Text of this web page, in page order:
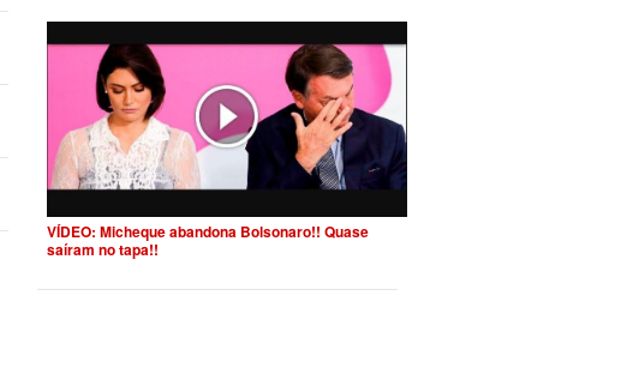
VÍDEO: Micheque abandona Bolsonaro!! Quase
saíram no tapa!!